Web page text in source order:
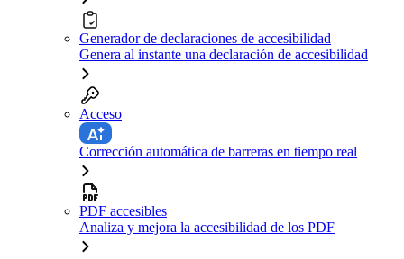
Generador de declaraciones de accesibilidad
Genera al instante una declaración de accesibilidad
Acceso
Corrección automática de barreras en tiempo real
PDF accesibles
Analiza y mejora la accesibilidad de los PDF